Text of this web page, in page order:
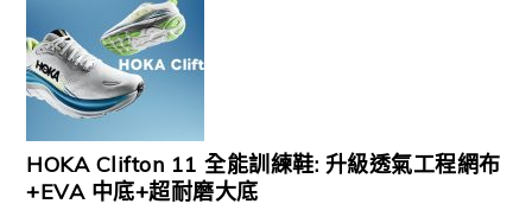
HOKA Clifton 11 全能訓練鞋: 升級透氣工程網布
+EVA 中底+超耐磨大底